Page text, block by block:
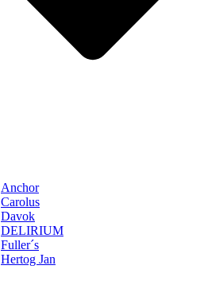
Anchor
Carolus
Davok
DELIRIUM
Fuller´s
Hertog Jan